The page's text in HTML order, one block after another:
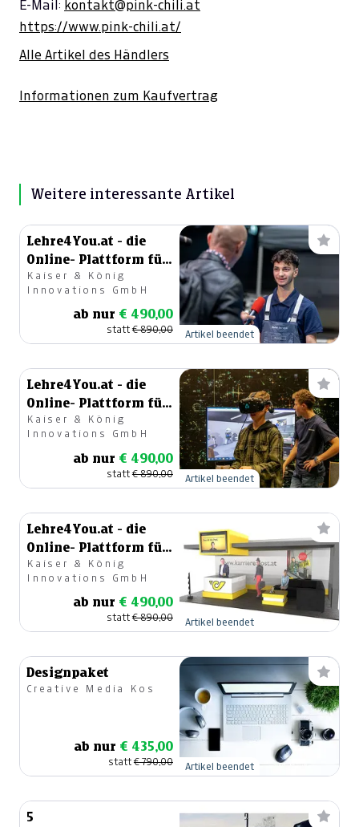
E-Mail: kontakt@pink-chili.at
https://www.pink-chili.at/
Alle Artikel des Händlers
Informationen zum Kaufvertrag
Weitere interessante Artikel
Lehre4You.at - die
Online- Plattform für
die Lehre
Kaiser & König
Innovations GmbH
ab nur € 490,00
statt€ 890,00 Artikel beendet
Lehre4You.at - die
Online- Plattform für
die Lehre
Kaiser & König
Innovations GmbH
ab nur € 490,00
statt€ 890,00 Artikel beendet
Lehre4You.at - die
Online- Plattform für
die Lehre
Kaiser & König
Innovations GmbH
ab nur € 490,00
statt€ 890,00 Artikel beendet
Designpaket
Creative Media Kos
ab nur € 435,00
statt€ 790,00 Artikel beendet
5